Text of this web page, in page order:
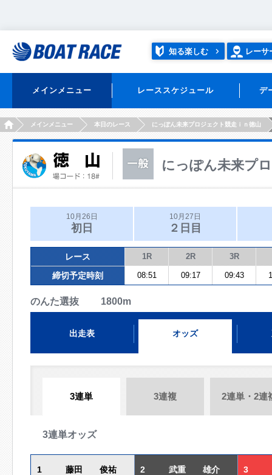
知る楽しむ レーサ
メインメニュー レーススケジュール デ
HOMEメインメニュー 本日のレース にっぽん未来プロジェクト競走ｉｎ徳山
にっぽん未来プ
10月26日
初日
10月27日
２日目
レース 1R 2R 3R
締切予定時刻 08:51 09:17 09:43
のんた選抜 1800m
出走表 オッズ
3連単 3連複 2連単・2連
3連単オッズ
1 藤田 俊祐 2 武重 雄介 3